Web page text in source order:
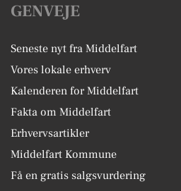
GENVEJE
Seneste nyt fra Middelfart
Vores lokale erhverv
Kalenderen for Middelfart
Fakta om Middelfart
Erhvervsartikler
Middelfart Kommune
Få en gratis salgsvurdering